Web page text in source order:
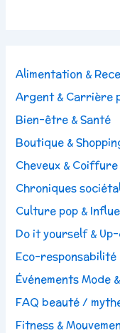
Alimentation &
Argent & Carrière
Bien-être & Santé
Boutique &
Cheveux & Coiffure
Chroniques
Culture pop &
Do it yourself &
Eco-responsabilité
Événements Mode
FAQ beauté /
Fitness &